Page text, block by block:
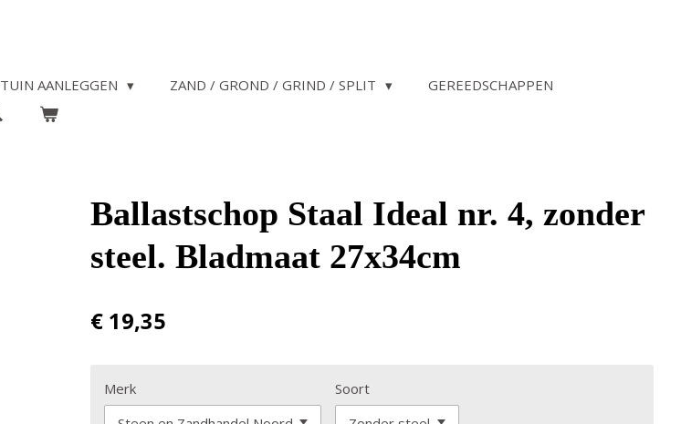
TUIN AANLEGGEN ZAND / GROND / GRIND / SPLIT
GEREEDSCHAPPEN
Ballastschop Staal Ideal nr. 4, zonder
steel. Bladmaat 27x34cm
€ 19,35
Merk Soort